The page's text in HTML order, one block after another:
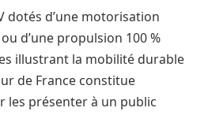
dotés d’une motorisation
d’une propulsion 100 %
illustrant la mobilité durable
de France constitue
les présenter à un public